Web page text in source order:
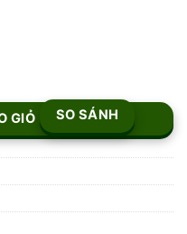
GIỎ SO SÁNH